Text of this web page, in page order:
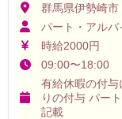
群馬県伊勢崎市
パート・アル
時給2000円
09:00〜18:00
有給休暇の付
りの付与 パー
記載